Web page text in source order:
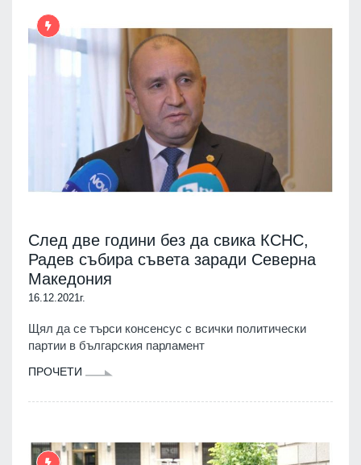
След две години без да свика КСНС,
Радев събира съвета заради Северна
Македония
16.12.2021г.
Щял да се търси консенсус с всички политически
партии в българския парламент
ПРОЧЕТИ